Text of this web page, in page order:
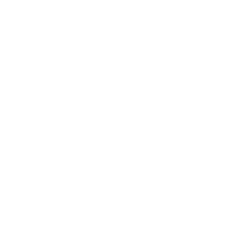
perfekt für einen erholsamen
Start in den Tag. Zu den weiteren